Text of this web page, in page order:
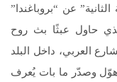
عن “بروباغندا”
حاول عبثًا بث روح
العربي، داخل البلد
وهوّل وصدّر ما بات يُعرف